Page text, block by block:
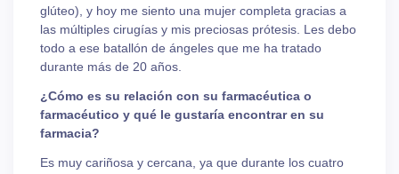
glúteo), y hoy me siento una mujer completa gracias a
las múltiples cirugías y mis preciosas prótesis. Les debo
todo a ese batallón de ángeles que me ha tratado
durante más de 20 años.
¿Cómo es su relación con su farmacéutica o
farmacéutico y qué le gustaría encontrar en su
farmacia?
Es muy cariñosa y cercana, ya que durante los cuatro